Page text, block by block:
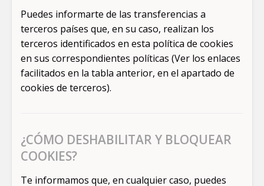
Puedes informarte de las transferencias a
terceros países que, en su caso, realizan los
terceros identificados en esta política de cookies
en sus correspondientes políticas (Ver los enlaces
facilitados en la tabla anterior, en el apartado de
cookies de terceros).
¿CÓMO DESHABILITAR Y BLOQUEAR
COOKIES?
Te informamos que, en cualquier caso, puedes